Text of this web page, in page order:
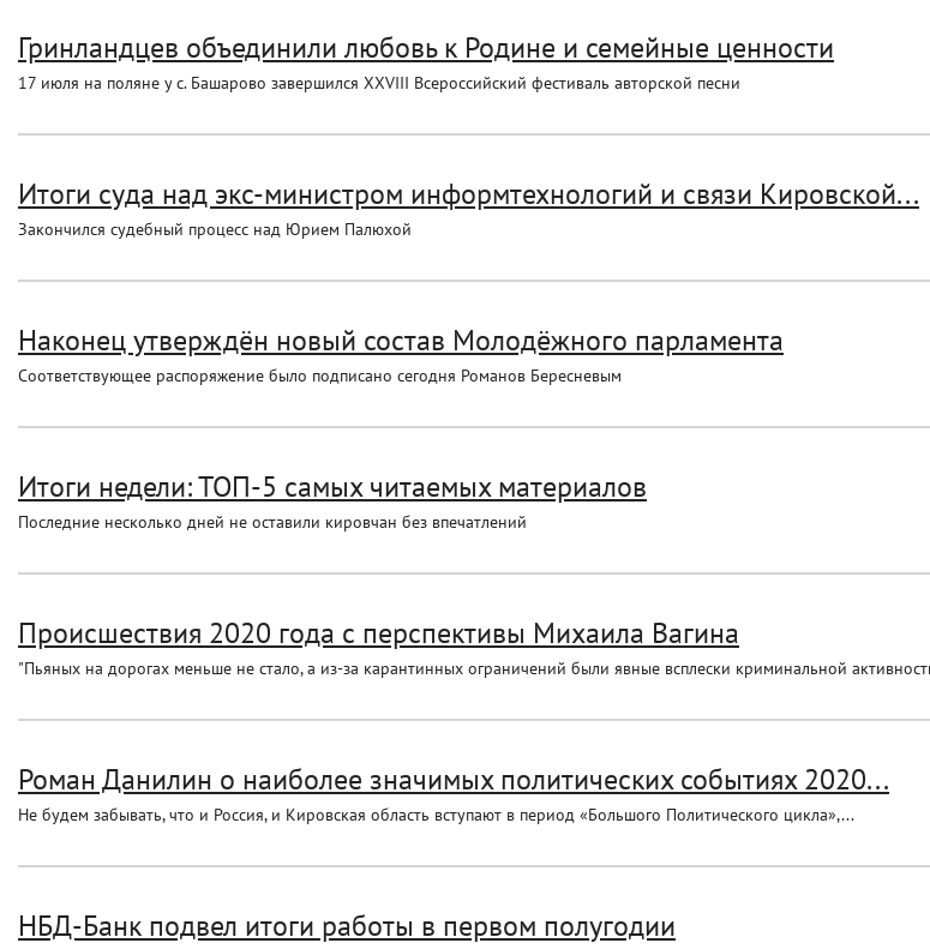
Гринландцев объединили любовь к Родине и семейные ценности
17 июля на поляне у с. Башарово завершился XXVIII Всероссийский фестиваль авторской песни
Итоги суда над экс-министром информтехнологий и связи Кировской...
Закончился судебный процесс над Юрием Палюхой
Наконец утверждён новый состав Молодёжного парламента
Соответствующее распоряжение было подписано сегодня Романов Бересневым
Итоги недели: ТОП-5 самых читаемых материалов
Последние несколько дней не оставили кировчан без впечатлений
Происшествия 2020 года с перспективы Михаила Вагина
"Пьяных на дорогах меньше не стало, а из-за карантинных ограничений были явные всплески криминальной
Роман Данилин о наиболее значимых политических событиях 2020...
Не будем забывать, что и Россия, и Кировская область вступают в период «Большого Политического цикла»,...
НБД-Банк подвел итоги работы в первом полугодии